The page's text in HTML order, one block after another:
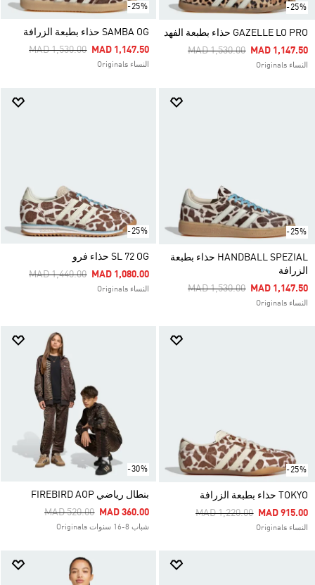
-25%
GAZELLE LO PRO حذاء بطبعة الفهد
Price Reduced From
MAD 1,530.00ToMAD 1,147.50
النساء Originals
-25%
SAMBA OG حذاء بطبعة الزرافة
Price Reduced From
MAD 1,530.00ToMAD 1,147.50
النساء Originals
-25%
HANDBALL SPEZIAL حذاء بطبعة
الزرافة
Price Reduced From
MAD 1,530.00ToMAD 1,147.50
النساء Originals
-25%
SL 72 OG حذاء فرو
Price Reduced From
MAD 1,440.00ToMAD 1,080.00
النساء Originals
-25%
TOKYO حذاء بطبعة الزرافة
Price Reduced From
MAD 1,220.00ToMAD 915.00
النساء Originals
-30%
بنطال رياضي FIREBIRD AOP
Price Reduced From
MAD 520.00ToMAD 360.00
شباب 8-16 سنوات Originals